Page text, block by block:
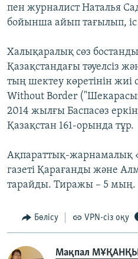
пен журналист Наталья
бойынша айып тағылып, іс
Халықаралық сөз
Қазақстандағы тәуелсіз
тың шектеу көретінін
Without Border
2014 жылғы Баспасөз
Қазақстан 161-орында тұр.
Ақпараттық-жарнамалық
газеті Қарағанды және
тарайды. Тиражы – 5 мың.
Бөлісу VPN-сіз оқу
Мақпал